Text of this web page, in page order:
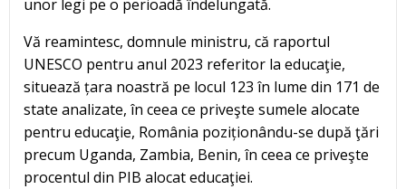
unor legi pe o perioadă îndelungată.
Vă reamintesc, domnule ministru, că raportul
UNESCO pentru anul 2023 referitor la educaţie,
situează țara noastră pe locul 123 în lume din 171 de
state analizate, în ceea ce priveşte sumele alocate
pentru educaţie, România poziționându-se după ţări
precum Uganda, Zambia, Benin, în ceea ce priveşte
procentul din PIB alocat educaţiei.